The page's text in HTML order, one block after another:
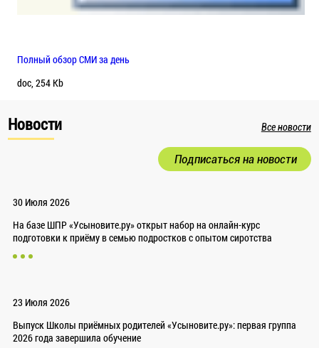
Полный обзор СМИ за день
doc, 254 Kb
Новости Все новости
Подписаться на новости
30 Июля 2026
На базе ШПР «Усыновите.ру» открыт набор на онлайн-курс
подготовки к приёму в семью подростков с опытом сиротства
23 Июля 2026
Выпуск Школы приёмных родителей «Усыновите.ру»: первая группа
2026 года завершила обучение